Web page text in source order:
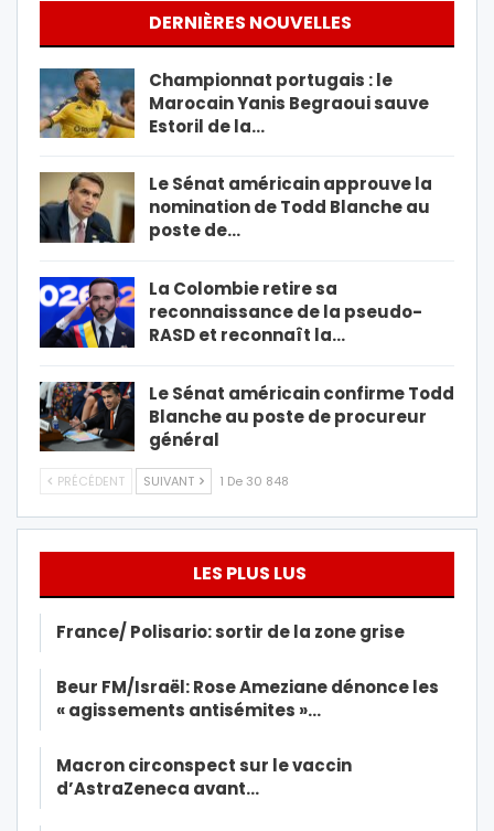
DERNIÈRES NOUVELLES
Championnat portugais : le
Marocain Yanis Begraoui sauve
Estoril de la…
Le Sénat américain approuve la
nomination de Todd Blanche au
poste de…
La Colombie retire sa
reconnaissance de la pseudo-
RASD et reconnaît la…
Le Sénat américain confirme Todd
Blanche au poste de procureur
général
PRÉCÉDENT SUIVANT 1 De 30 848
LES PLUS LUS
France/ Polisario: sortir de la zone grise
Beur FM/Israël: Rose Ameziane dénonce les
« agissements antisémites »…
Macron circonspect sur le vaccin
d’AstraZeneca avant…